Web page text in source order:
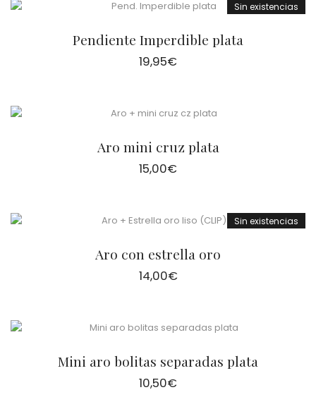
Sin existencias
Pendiente Imperdible plata
19,95€
Aro mini cruz plata
15,00€
Sin existencias
Aro con estrella oro
14,00€
Mini aro bolitas separadas plata
10,50€